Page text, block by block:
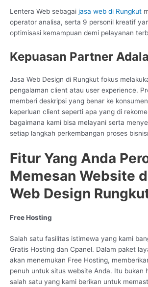
Lentera Web sebagai jasa web di Rungkut
operator analisa, serta 9 personil kreatif
optimisasi kemampuan demi pelayanan
Kepuasan Partner
Jasa Web Design di Rungkut fokus
pengalaman client atau user experience.
memberi deskripsi yang benar ke
keperluan client seperti apa yang di
bagaimana kami bisa melayani serta
setiap langkah perkembangan proses
Fitur Yang Anda
Memesan Website
Web Design
Free Hosting
Salah satu fasilitas istimewa yang kami
Gratis Hosting dan Cpanel. Dalam paket
akan menemukan Free Hosting,
penuh untuk situs website Anda. Itu bukan
salah satu yang kami berikan untuk